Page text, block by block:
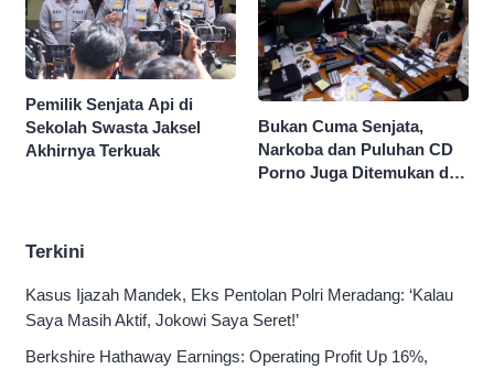
Pemilik Senjata Api di
Sekolah Swasta Jaksel
Akhirnya Terkuak
Bukan Cuma Senjata,
Narkoba dan Puluhan CD
Porno Juga Ditemukan di
Terkini
Kasus Ijazah Mandek, Eks Pentolan Polri Meradang: ‘Kalau
Saya Masih Aktif, Jokowi Saya Seret!’
Berkshire Hathaway Earnings: Operating Profit Up 16%,